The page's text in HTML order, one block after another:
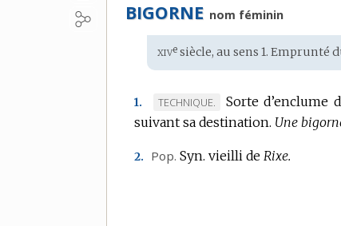
BIGORNE nom féminin
Étymologie
:
xive siècle, au sens 1. Emprunté
1.
MARQUE
DE
:
TECHNIQUE.
Sorte
suivant sa destination. Une
2. Pop. Syn. vieilli de Rixe.